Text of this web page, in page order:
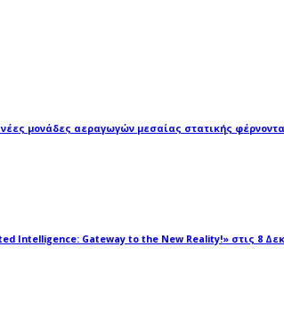
μονάδες αεραγωγών μεσαίας στατικής
Intelligence: Gateway to the New Reality!» στις 8